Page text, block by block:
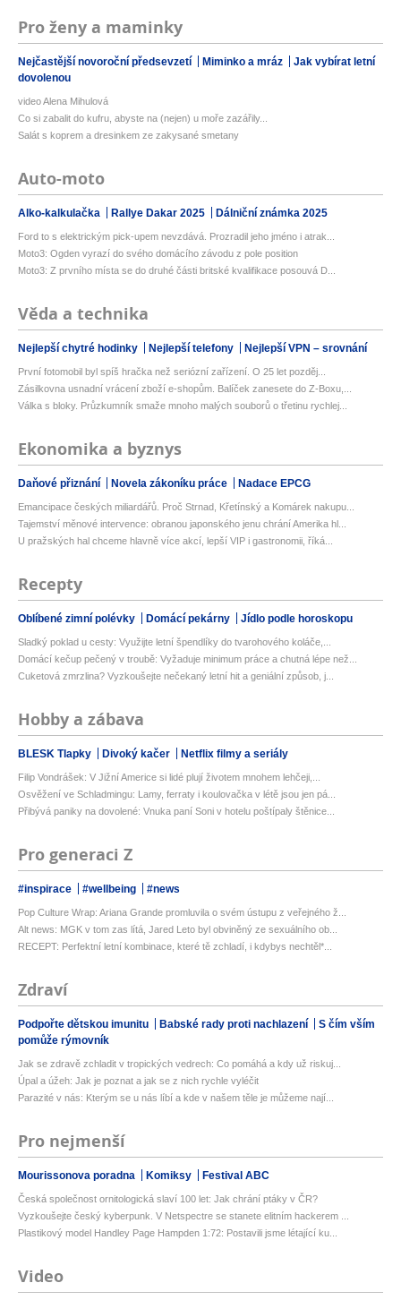
Pro ženy a maminky
Nejčastější novoroční předsevzetí Miminko a mráz
Jak vybírat letní
dovolenou
video Alena Mihulová
Co si zabalit do kufru, abyste na (nejen) u moře zazářily...
Salát s koprem a dresinkem ze zakysané smetany
Auto-moto
Alko-kalkulačka Rallye Dakar 2025 Dálniční známka 2025
Ford to s elektrickým pick-upem nevzdává. Prozradil jeho jméno i atrak...
Moto3: Ogden vyrazí do svého domácího závodu z pole position
Moto3: Z prvního místa se do druhé části britské kvalifikace posouvá D...
Věda a technika
Nejlepší chytré hodinky Nejlepší telefony Nejlepší VPN – srovnání
První fotomobil byl spíš hračka než seriózní zařízení. O 25 let pozděj...
Zásilkovna usnadní vrácení zboží e-shopům. Balíček zanesete do Z-Boxu,...
Válka s bloky. Průzkumník smaže mnoho malých souborů o třetinu rychlej...
Ekonomika a byznys
Daňové přiznání Novela zákoníku práce Nadace EPCG
Emancipace českých miliardářů. Proč Strnad, Křetínský a Komárek nakupu...
Tajemství měnové intervence: obranou japonského jenu chrání Amerika hl...
U pražských hal chceme hlavně více akcí, lepší VIP i gastronomii, říká...
Recepty
Oblíbené zimní polévky Domácí pekárny Jídlo podle horoskopu
Sladký poklad u cesty: Využijte letní špendlíky do tvarohového koláče,...
Domácí kečup pečený v troubě: Vyžaduje minimum práce a chutná lépe než...
Cuketová zmrzlina? Vyzkoušejte nečekaný letní hit a geniální způsob, j...
Hobby a zábava
BLESK Tlapky Divoký kačer Netflix filmy a seriály
Filip Vondrášek: V Jižní Americe si lidé plují životem mnohem lehčeji,...
Osvěžení ve Schladmingu: Lamy, ferraty i koulovačka v létě jsou jen pá...
Přibývá paniky na dovolené: Vnuka paní Soni v hotelu poštípaly štěnice...
Pro generaci Z
#inspirace #wellbeing #news
Pop Culture Wrap: Ariana Grande promluvila o svém ústupu z veřejného ž...
Alt news: MGK v tom zas lítá, Jared Leto byl obviněný ze sexuálního ob...
RECEPT: Perfektní letní kombinace, které tě zchladí, i kdybys nechtěl*...
Zdraví
Podpořte dětskou imunitu Babské rady proti nachlazení
S čím vším
pomůže rýmovník
Jak se zdravě zchladit v tropických vedrech: Co pomáhá a kdy už riskuj...
Úpal a úžeh: Jak je poznat a jak se z nich rychle vyléčit
Parazité v nás: Kterým se u nás líbí a kde v našem těle je můžeme nají...
Pro nejmenší
Mourissonova poradna Komiksy Festival ABC
Česká společnost ornitologická slaví 100 let: Jak chrání ptáky v ČR?
Vyzkoušejte český kyberpunk. V Netspectre se stanete elitním hackerem ...
Plastikový model Handley Page Hampden 1:72: Postavili jsme létající ku...
Video